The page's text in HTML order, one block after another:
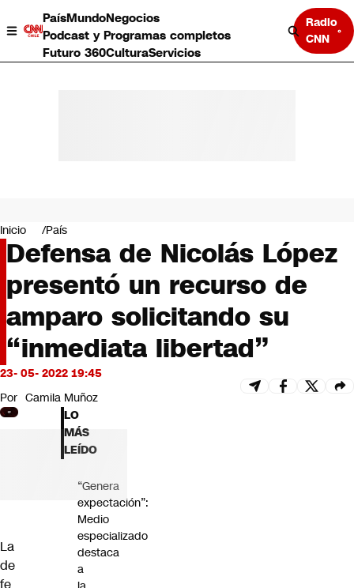
PaísMundoNegocios
Podcast y Programas completos
Futuro 360CulturaServicios
Radio
CNN
Negocios
Deportes
Programas completos
Cultura
Servicios
Bits
CNN Data
CNN tiempo
Futuro 360
Inicio País
Defensa de Nicolás López
presentó un recurso de
amparo solicitando su
“inmediata libertad”
23- 05- 2022 19:45
Por Camila Muñoz
La
de
fe
LO
MÁS
LEÍDO
“Genera
expectación”:
Medio
especializado
destaca
a